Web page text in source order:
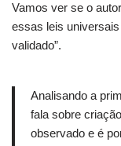
Vamos ver se o
essas leis
validado”.
Analisando a
fala sobre
observado e é